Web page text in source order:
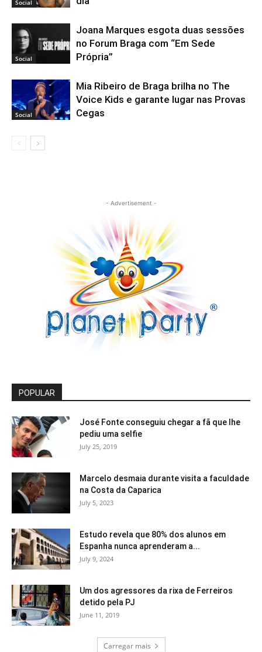
Social
Social
Joana Marques esgota duas sessões
no Forum Braga com “Em Sede
Própria”
Social
Mia Ribeiro de Braga brilha no The
Voice Kids e garante lugar nas Provas
Cegas
- Advertisement -
POPULAR
José Fonte conseguiu chegar a fã que lhe
pediu uma selfie
July 25, 2019
Marcelo desmaia durante visita a faculdade
na Costa da Caparica
July 5, 2023
Estudo revela que 80% dos alunos em
Espanha nunca aprenderam a...
July 9, 2024
Um dos agressores da rixa de Ferreiros
detido pela PJ
June 11, 2019
Carregar mais